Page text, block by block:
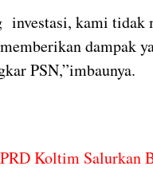
investasi, kami
dampak
PSN,”imbaunya.
Koltim Salurkan